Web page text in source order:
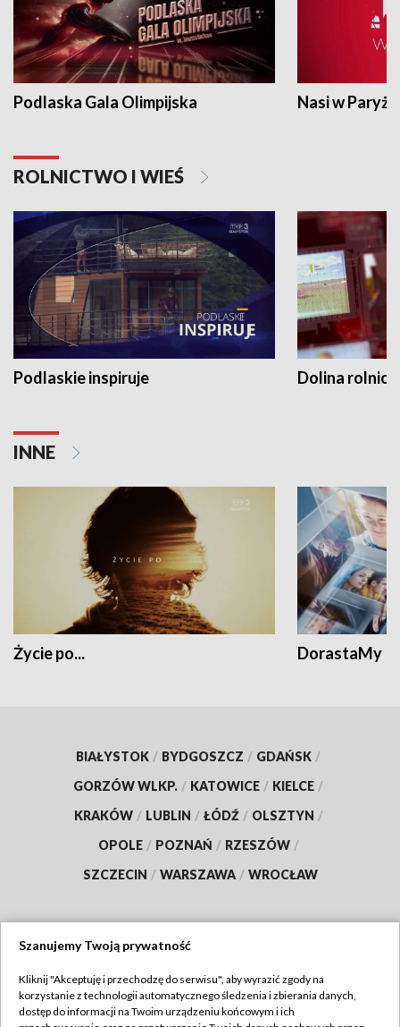
Podlaska Gala Olimpijska Nasi w Paryżu
ROLNICTWO I WIEŚ
Podlaskie inspiruje Dolina
INNE
Życie po... DorastaMy
BIAŁYSTOK / BYDGOSZCZ / GDAŃSK /
GORZÓW WLKP. / KATOWICE / KIELCE /
KRAKÓW / LUBLIN / ŁÓDŹ / OLSZTYN /
OPOLE / POZNAŃ / RZESZÓW /
SZCZECIN / WARSZAWA / WROCŁAW
TVP
Szanujemy Twoją prywatność
Kliknij "Akceptuję i przechodzę do serwisu", aby wyrazić zgody na
korzystanie z technologii automatycznego śledzenia i zbierania danych,
dostęp do informacji na Twoim urządzeniu końcowym i ich